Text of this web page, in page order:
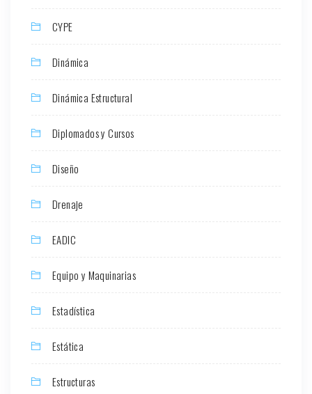
CYPE
Dinámica
Dinámica Estructural
Diplomados y Cursos
Diseño
Drenaje
EADIC
Equipo y Maquinarias
Estadística
Estática
Estructuras